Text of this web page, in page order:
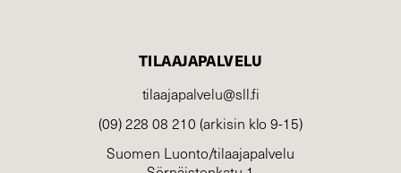
TILAAJAPALVELU
tilaajapalvelu@sll.fi
(09) 228 08 210 (arkisin klo 9-15)
Suomen Luonto/tilaajapalvelu